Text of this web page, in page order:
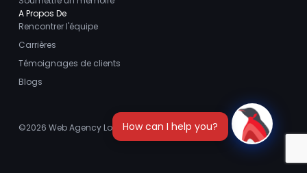
A Propos De
Rencontrer l'équipe
Carrières
Témoignages de clients
Blogs
©2026 Web Agency London